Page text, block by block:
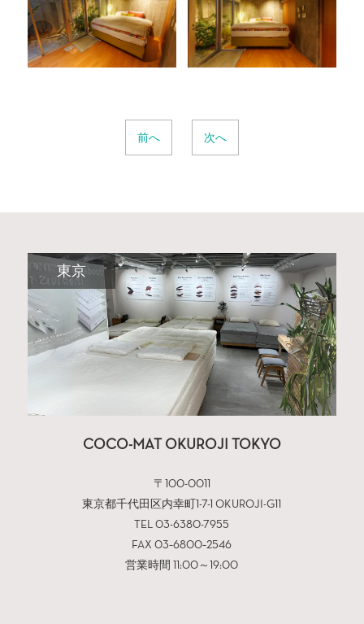
前へ 次へ
東京
COCO-MAT OKUROJI TOKYO
〒100-0011
東京都千代田区内幸町1-7-1 OKUROJI-G11
TEL 03-6380-7955
FAX 03−6800−2546
営業時間 11:00～19:00